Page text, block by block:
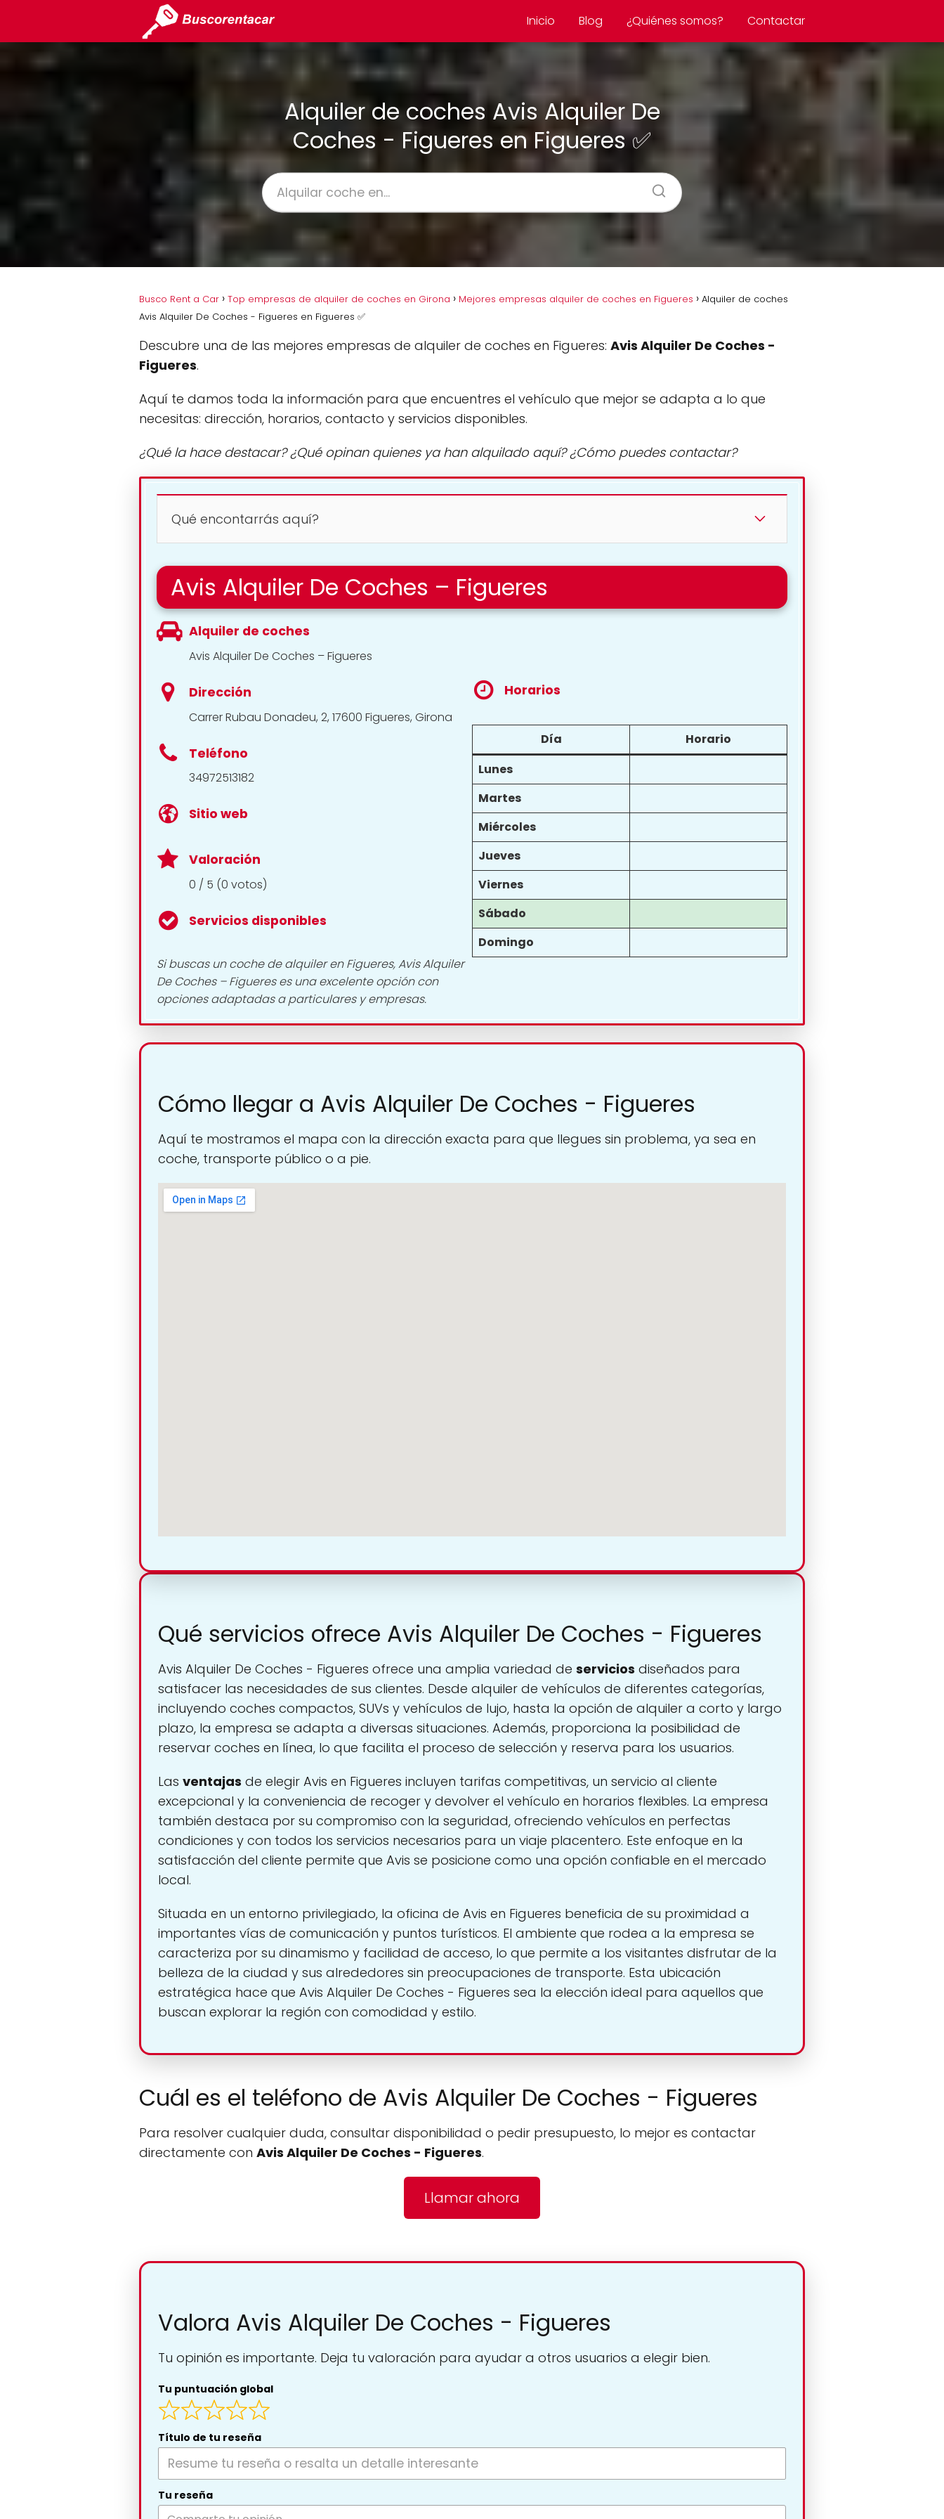
Inicio Blog ¿Quiénes somos? Contactar
Alquiler de coches Avis Alquiler De
Coches - Figueres en Figueres ✅
Busco Rent a Car Top empresas de alquiler de coches en Girona Mejores empresas alquiler de coches en Figueres
Alquiler de coches
Avis Alquiler De Coches - Figueres en Figueres ✅
Descubre una de las mejores empresas de alquiler de coches en Figueres: Avis Alquiler De Coches -
Figueres.
Aquí te damos toda la información para que encuentres el vehículo que mejor se adapta a lo que
necesitas: dirección, horarios, contacto y servicios disponibles.
¿Qué la hace destacar? ¿Qué opinan quienes ya han alquilado aquí? ¿Cómo puedes contactar?
Qué encontarrás aquí?
Avis Alquiler De Coches – Figueres
Alquiler de coches
Avis Alquiler De Coches – Figueres
Dirección
Carrer Rubau Donadeu, 2, 17600 Figueres, Girona
Teléfono
34972513182
Sitio web
Valoración
0 / 5 (0 votos)
Servicios disponibles
Si buscas un coche de alquiler en Figueres, Avis Alquiler
De Coches – Figueres es una excelente opción con
opciones adaptadas a particulares y empresas.
Horarios
Día
Horario
Lunes
Martes
Miércoles
Jueves
Viernes
Sábado
Domingo
Cómo llegar a Avis Alquiler De Coches - Figueres
Aquí te mostramos el mapa con la dirección exacta para que llegues sin problema, ya sea en
coche, transporte público o a pie.
Qué servicios ofrece Avis Alquiler De Coches - Figueres
Avis Alquiler De Coches - Figueres ofrece una amplia variedad de servicios diseñados para
satisfacer las necesidades de sus clientes. Desde alquiler de vehículos de diferentes categorías,
incluyendo coches compactos, SUVs y vehículos de lujo, hasta la opción de alquiler a corto y largo
plazo, la empresa se adapta a diversas situaciones. Además, proporciona la posibilidad de
reservar coches en línea, lo que facilita el proceso de selección y reserva para los usuarios.
Las ventajas de elegir Avis en Figueres incluyen tarifas competitivas, un servicio al cliente
excepcional y la conveniencia de recoger y devolver el vehículo en horarios flexibles. La empresa
también destaca por su compromiso con la seguridad, ofreciendo vehículos en perfectas
condiciones y con todos los servicios necesarios para un viaje placentero. Este enfoque en la
satisfacción del cliente permite que Avis se posicione como una opción confiable en el mercado
local.
Situada en un entorno privilegiado, la oficina de Avis en Figueres beneficia de su proximidad a
importantes vías de comunicación y puntos turísticos. El ambiente que rodea a la empresa se
caracteriza por su dinamismo y facilidad de acceso, lo que permite a los visitantes disfrutar de la
belleza de la ciudad y sus alrededores sin preocupaciones de transporte. Esta ubicación
estratégica hace que Avis Alquiler De Coches - Figueres sea la elección ideal para aquellos que
buscan explorar la región con comodidad y estilo.
Cuál es el teléfono de Avis Alquiler De Coches - Figueres
Para resolver cualquier duda, consultar disponibilidad o pedir presupuesto, lo mejor es contactar
directamente con Avis Alquiler De Coches - Figueres.
Llamar ahora
Valora Avis Alquiler De Coches - Figueres
Tu opinión es importante. Deja tu valoración para ayudar a otros usuarios a elegir bien.
Tu puntuación global
Título de tu reseña
Tu reseña